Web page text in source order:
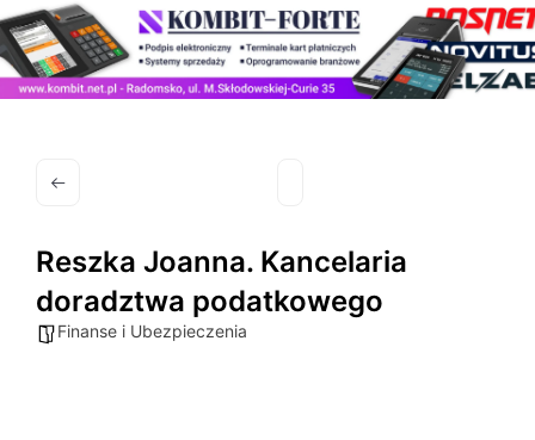
Reszka Joanna. Kancelaria
doradztwa podatkowego
Finanse i Ubezpieczenia